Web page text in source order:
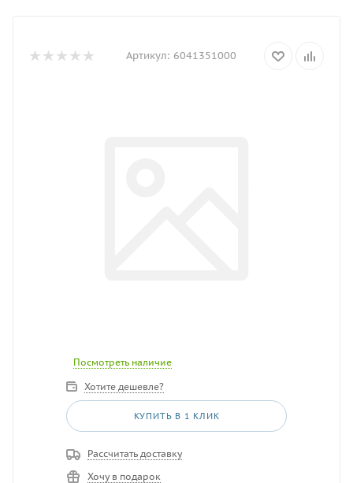
Артикул: 6041351000
Посмотреть наличие
Хотите дешевле?
КУПИТЬ В 1 КЛИК
Рассчитать доставку
Хочу в подарок